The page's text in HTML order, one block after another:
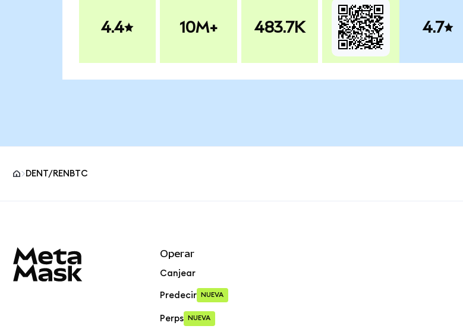
4.4 10M+ 483.7K 4.7
DENT/RENBTC
Operar
Canjear
Predecir NUEVA
Perps NUEVA